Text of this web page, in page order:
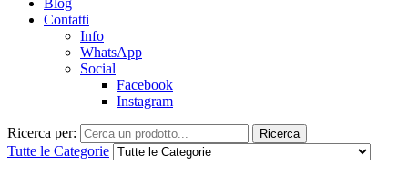
Blog
Contatti
Info
WhatsApp
Social
Facebook
Instagram
Ricerca per: Ricerca
Tutte le Categorie